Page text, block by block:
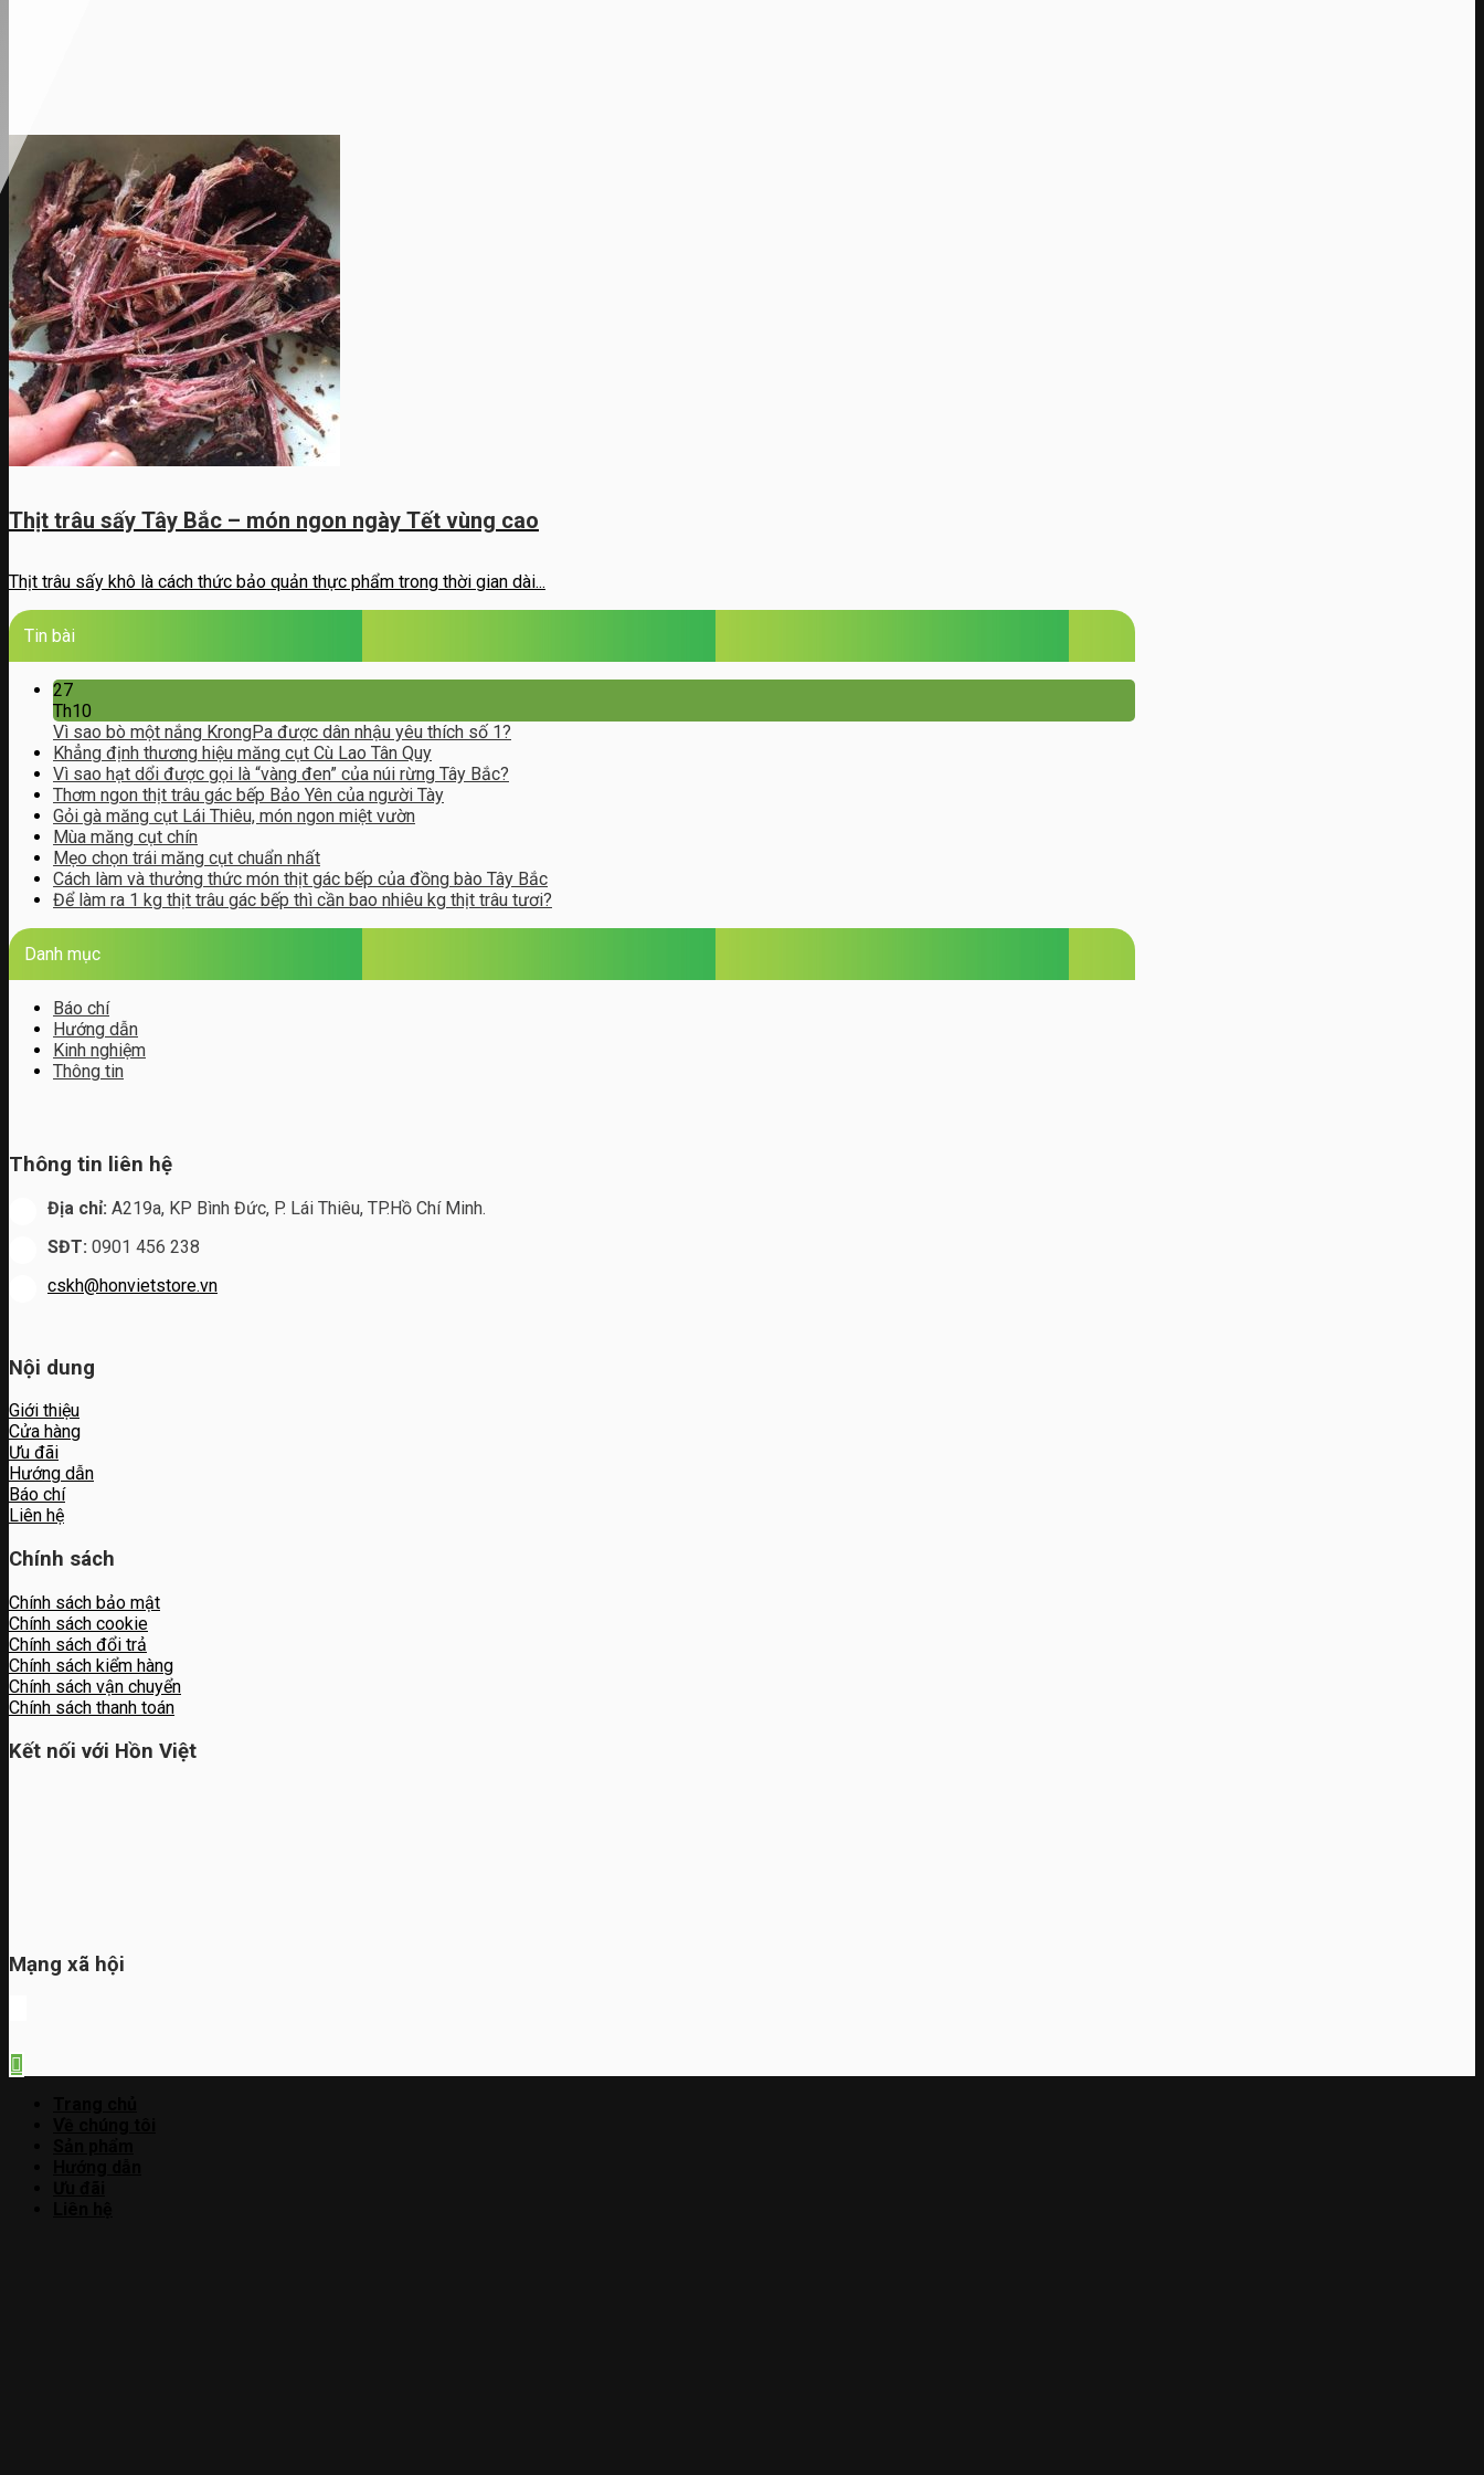
Thịt trâu sấy Tây Bắc – món ngon ngày Tết vùng cao
Thịt trâu sấy khô là cách thức bảo quản thực phẩm trong thời gian dài...
Tin bài
27
Th10
Vì sao bò một nắng KrongPa được dân nhậu yêu thích số 1?
Khẳng định thương hiệu măng cụt Cù Lao Tân Quy
Vì sao hạt dổi được gọi là “vàng đen” của núi rừng Tây Bắc?
Thơm ngon thịt trâu gác bếp Bảo Yên của người Tày
Gỏi gà măng cụt Lái Thiêu, món ngon miệt vườn
Mùa măng cụt chín
Mẹo chọn trái măng cụt chuẩn nhất
Cách làm và thưởng thức món thịt gác bếp của đồng bào Tây Bắc
Để làm ra 1 kg thịt trâu gác bếp thì cần bao nhiêu kg thịt trâu tươi?
Danh mục
Báo chí
Hướng dẫn
Kinh nghiệm
Thông tin
Thông tin liên hệ
Địa chỉ: A219a, KP Bình Đức, P. Lái Thiêu, TP.Hồ Chí Minh.
SĐT: 0901 456 238
cskh@honvietstore.vn
Nội dung
Giới thiệu
Cửa hàng
Ưu đãi
Hướng dẫn
Báo chí
Liên hệ
Chính sách
Chính sách bảo mật
Chính sách cookie
Chính sách đổi trả
Chính sách kiểm hàng
Chính sách vận chuyển
Chính sách thanh toán
Kết nối với Hồn Việt
Mạng xã hội